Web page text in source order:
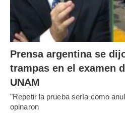
Prensa argentina se
trampas en el examen
UNAM
"Repetir la prueba sería como
opinaron